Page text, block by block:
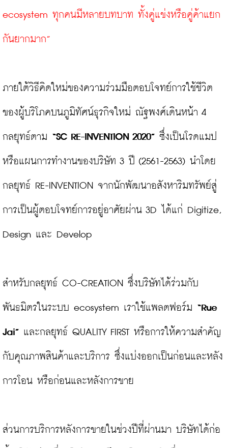
ecosystem ทุกคนมีหลายบทบาท ทั้งคู่แข่งหรือคู่ค้าแยก
กันยากมาก”
ภายใต้วิธีคิดใหม่ของความร่วมมือตอบโจทย์การใช้ชีวิต
ของผู้บริโภคบนภูมิทัศน์ธุรกิจใหม่ ณัฐพงศ์เดินหน้า 4
กลยุทธ์ตาม “SC RE-INVENTION 2020” ซึ่งเป็นโรดแมป
หรือแผนการทำงานของบริษัท 3 ปี (2561-2563) นำโดย
กลยุทธ์ RE-INVENTION จากนักพัฒนาอสังหาริมทรัพย์สู่
การเป็นผู้ตอบโจทย์การอยู่อาศัยผ่าน 3D ได้แก่ Digitize,
Design และ Develop
สำหรับกลยุทธ์ CO-CREATION ซึ่งบริษัทได้ร่วมกับ
พันธมิตรในระบบ ecosystem เราใช้แพลตฟอร์ม “Rue
Jai” และกลยุทธ์ QUALITY FIRST หรือการให้ความสำคัญ
กับคุณภาพสินค้าและบริการ ซึ่งแบ่งออกเป็นก่อนและหลัง
การโอน หรือก่อนและหลังการขาย
ส่วนการบริการหลังการขายในช่วงปีที่ผ่านมา บริษัทได้ก่อ